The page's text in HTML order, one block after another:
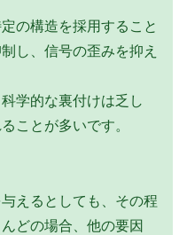
の構造を採用すること
し、信号の歪みを抑え
学的な裏付けは乏し
ことが多いです。
えるとしても、その程
どの場合、他の要因